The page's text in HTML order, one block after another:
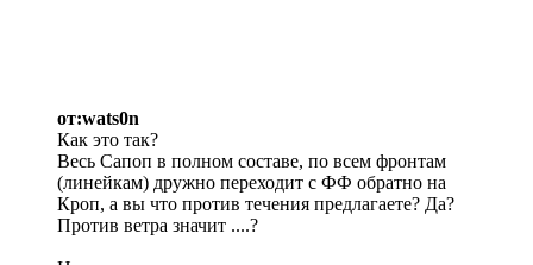
от:wats0n
Как это так?
Весь Сапоп в полном составе, по всем фронтам
(линейкам) дружно переходит с ФФ обратно на
Кроп, а вы что против течения предлагаете? Да?
Против ветра значит ....?